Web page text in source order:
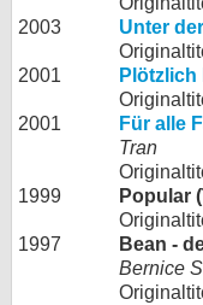
2003
Unter
2001
Plötzlich
2001
Für alle
Tran
1999
Popular
1997
Bean -
Bernice